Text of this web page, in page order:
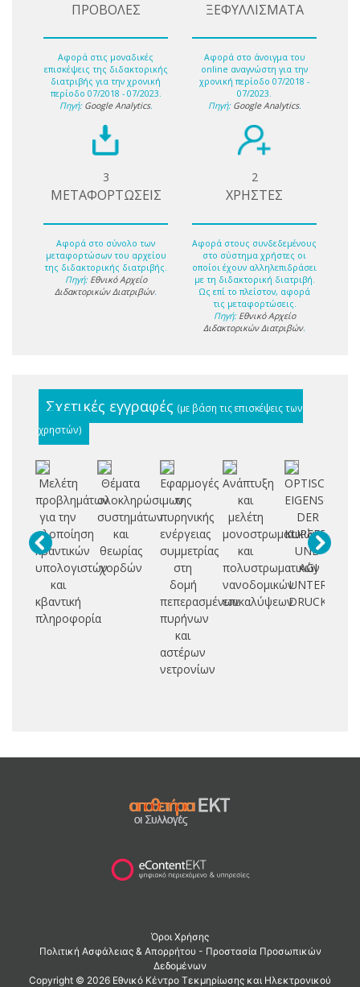
ΠΡΟΒΟΛΕΣ
Αφορά στις μοναδικές
επισκέψεις της διδακτορικής
διατριβής για την χρονική
περίοδο 07/2018 - 07/2023.
Πηγή: Google Analytics.
ΞΕΦΥΛΛΙΣΜΑΤΑ
Αφορά στο άνοιγμα του
online αναγνώστη για την
χρονική περίοδο 07/2018 -
07/2023.
Πηγή: Google Analytics.
3
ΜΕΤΑΦΟΡΤΩΣΕΙΣ
Αφορά στο σύνολο των
μεταφορτώσων του αρχείου
της διδακτορικής διατριβής.
Πηγή: Εθνικό Αρχείο
Διδακτορικών Διατριβών.
2
ΧΡΗΣΤΕΣ
Αφορά στους συνδεδεμένους
στο σύστημα χρήστες οι
οποίοι έχουν αλληλεπιδράσει
με τη διδακτορική διατριβή.
Ως επί το πλείστον, αφορά
τις μεταφορτώσεις.
Πηγή: Εθνικό Αρχείο
Διδακτορικών Διατριβών.
Σχετικές εγγραφές (με βάση τις επισκέψεις των
χρηστών)
Μελέτη
προβλημάτων
για την
υλοποίηση
κβαντικών
υπολογιστών
και
κβαντική
πληροφορία
Θέματα
ολοκληρώσιμων
συστημάτων
και
θεωρίας
χορδών
Εφαρμογές
της
πυρηνικής
ενέργειας
συμμετρίας
στη
δομή
πεπερασμένων
πυρήνων
και
αστέρων
νετρονίων
Ανάπτυξη
και
μελέτη
μονοστρωματικών
και
πολυστρωματικών
νανοδομικών
επικαλύψεων
OPTISCHE
DER
UND
AGJ
UNTER
DRUCK